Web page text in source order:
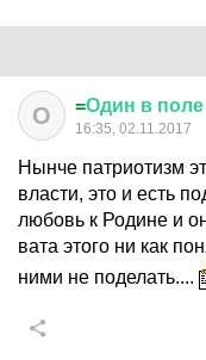
О =Один в поле
16:35, 02.11.2017
Нынче патриотизм
власти, это и есть
любовь к Родине и
вата этого ни как
ними не поделать....